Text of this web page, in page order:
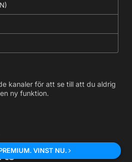
kanaler för att se till att du aldrig
ny funktion.
VINST NU.